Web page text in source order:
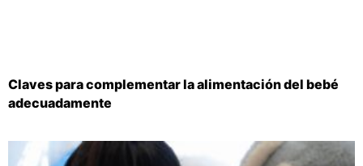
Claves para complementar la alimentación del bebé
adecuadamente